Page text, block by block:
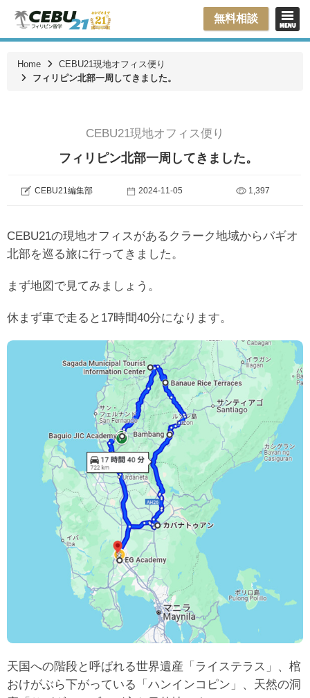
無料相談
Home
CEBU21現地オフィス便り
フィリピン北部一周してきました。
CEBU21現地オフィス便り
フィリピン北部一周してきました。
CEBU21編集部 2024-11-05 1,397
CEBU21の現地オフィスがあるクラーク地域からバギオ
北部を巡る旅に行ってきました。
まず地図で見てみましょう。
休まず車で走ると17時間40分になります。
天国への階段と呼ばれる世界遺産「ライステラス」、棺
おけがぶら下がっている「ハンインコピン」、天然の洞